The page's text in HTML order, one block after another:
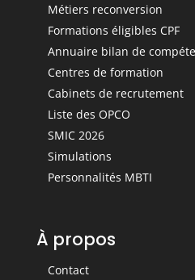
Métiers reconversion
Formations éligibles CPF
Annuaire bilan de
Centres de formation
Cabinets de recrutement
Liste des OPCO
SMIC 2026
Simulations
Personnalités MBTI
À propos
Contact